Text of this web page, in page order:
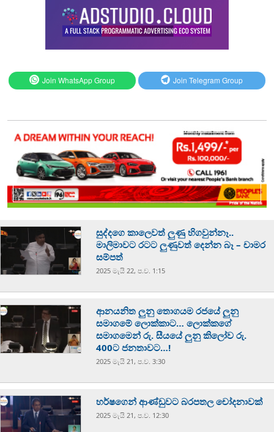
Join WhatsApp Group Join Telegram Group
සුද්දගෙ කාලෙවත් ලුණු හිගවුන්නෑ..
මාලිමාවට රටට ලුණුවත් දෙන්න බෑ – චාමර
සම්පත්
2025 මැයි 22, ප.ව. 1:15
ආනයනිත ලුනු තොගයම රජයේ ලුනු
සමාගමේ ලොක්කාට… ලොක්කගේ
සමාගමෙන් රු. සීයයේ ලුනු කිලෝව රු.
400ට ජනතාවට…!
2025 මැයි 21, ප.ව. 3:30
හර්ෂගෙන් ආණ්ඩුවට බරපතල චෝදනාවක්
2025 මැයි 21, ප.ව. 12:30